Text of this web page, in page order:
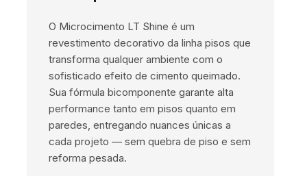
O Microcimento LT Shine é um
revestimento decorativo da linha pisos que
transforma qualquer ambiente com o
sofisticado efeito de cimento queimado.
Sua fórmula bicomponente garante alta
performance tanto em pisos quanto em
paredes, entregando nuances únicas a
cada projeto — sem quebra de piso e sem
reforma pesada.